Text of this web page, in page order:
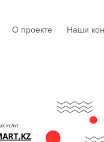
О проекте Наши